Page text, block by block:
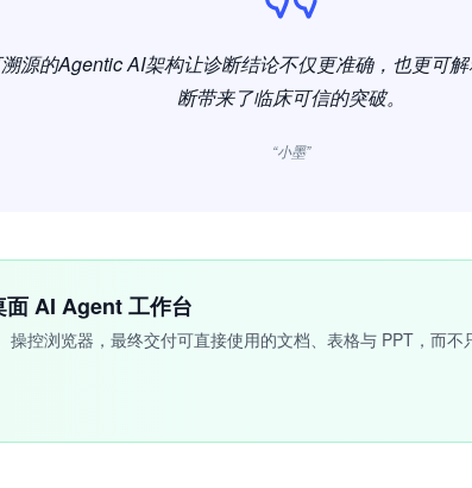
源的Agentic AI架构让诊断结论不仅更准确，也更可
断带来了临床可信的突破。
“小墨”
AI Agent 工作台
操控浏览器，最终交付可直接使用的文档、表格与 PPT，而不